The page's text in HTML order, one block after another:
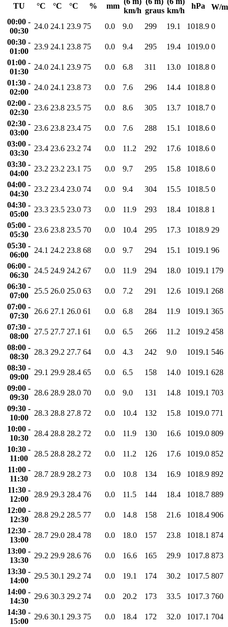
TU
°C
°C
°C
%
mm
km/h graus km/h
hPa
W/m
00:00 -
00:30
24.0 24.1 23.9 75 0.0 9.0 299 19.1 1018.9 0
00:30 -
01:00
23.9 24.1 23.8 75 0.0 9.4 295 19.4 1019.0 0
01:00 -
01:30
24.0 24.1 23.9 75 0.0 6.8 311 13.0 1018.8 0
01:30 -
02:00
24.0 24.1 23.8 73 0.0 7.6 296 14.4 1018.8 0
02:00 -
02:30
23.6 23.8 23.5 75 0.0 8.6 305 13.7 1018.7 0
02:30 -
03:00
23.6 23.8 23.4 75 0.0 7.6 288 15.1 1018.6 0
03:00 -
03:30
23.4 23.6 23.2 74 0.0 11.2 292 17.6 1018.6 0
03:30 -
04:00
23.2 23.2 23.1 75 0.0 9.7 295 15.8 1018.6 0
04:00 -
04:30
23.2 23.4 23.0 74 0.0 9.4 304 15.5 1018.5 0
04:30 -
05:00
23.3 23.5 23.0 73 0.0 11.9 293 18.4 1018.8 1
05:00 -
05:30
23.6 23.8 23.5 70 0.0 10.4 295 17.3 1018.9 29
05:30 -
06:00
24.1 24.2 23.8 68 0.0 9.7 294 15.1 1019.1 96
06:00 -
06:30
24.5 24.9 24.2 67 0.0 11.9 294 18.0 1019.1 179
06:30 -
07:00
25.5 26.0 25.0 63 0.0 7.2 291 12.6 1019.1 268
07:00 -
07:30
26.6 27.1 26.0 61 0.0 6.8 284 11.9 1019.1 365
07:30 -
08:00
27.5 27.7 27.1 61 0.0 6.5 266 11.2 1019.2 458
08:00 -
08:30
28.3 29.2 27.7 64 0.0 4.3 242 9.0 1019.1 546
08:30 -
09:00
29.1 29.9 28.4 65 0.0 6.5 158 14.0 1019.1 628
09:00 -
09:30
28.6 28.9 28.0 70 0.0 9.0 131 14.8 1019.1 703
09:30 -
10:00
28.3 28.8 27.8 72 0.0 10.4 132 15.8 1019.0 771
10:00 -
10:30
28.4 28.8 28.2 72 0.0 11.9 130 16.6 1019.0 809
10:30 -
11:00
28.5 28.8 28.2 72 0.0 11.2 126 17.6 1019.0 852
11:00 -
11:30
28.7 28.9 28.2 73 0.0 10.8 134 16.9 1018.9 892
11:30 -
12:00
28.9 29.3 28.4 76 0.0 11.5 144 18.4 1018.7 889
12:00 -
12:30
28.8 29.2 28.5 77 0.0 14.8 158 21.6 1018.4 906
12:30 -
13:00
28.7 29.0 28.4 78 0.0 18.0 157 23.8 1018.1 874
13:00 -
13:30
29.2 29.9 28.6 76 0.0 16.6 165 29.9 1017.8 873
13:30 -
14:00
29.5 30.1 29.2 74 0.0 19.1 174 30.2 1017.5 807
14:00 -
14:30
29.6 30.3 29.2 74 0.0 20.2 173 33.5 1017.3 760
14:30 -
15:00
29.6 30.1 29.3 75 0.0 18.4 172 32.0 1017.1 704